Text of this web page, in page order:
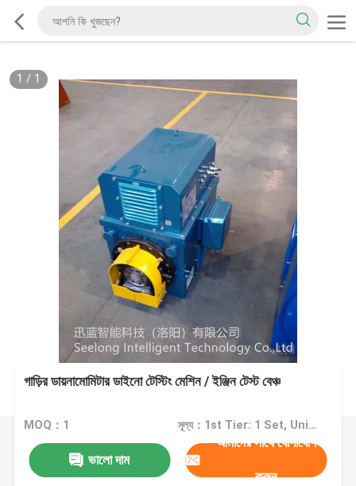
1 / 1
গাড়ির ডায়নামোমিটার ডাইনো টেস্টিং মেশিন / ইঞ্জিন টেস্ট বেঞ্চ
MOQ：1 মূল্য：1st Tier: 1 Set, Unit Price USD 3.00 2nd Tier: 2-5 Sets, Unit Price USD 2.00 3rd Tier: Over 5 Sets, Unit Price USD 1.00
ভালো দাম
আমাদের সাথে যোগাযোগ
করুন